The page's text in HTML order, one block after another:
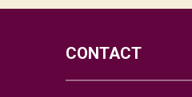
CONTACT